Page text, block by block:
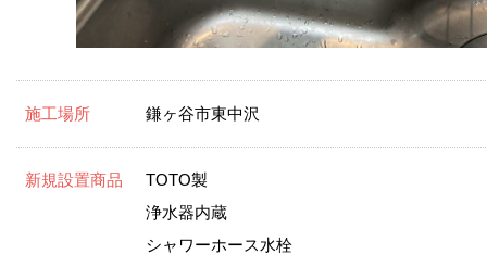
施工場所 鎌ヶ谷市東中沢
新規設置商品
TOTO製
浄水器内蔵
シャワーホース水栓